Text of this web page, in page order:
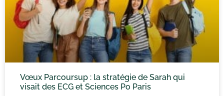
Vœux Parcoursup : la stratégie de Sarah qui
visait des ECG et Sciences Po Paris